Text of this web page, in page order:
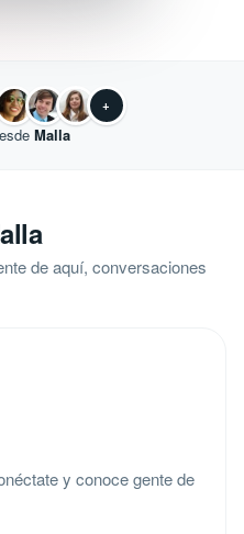
+
Malla
de aquí, conversaciones
y conoce gente de